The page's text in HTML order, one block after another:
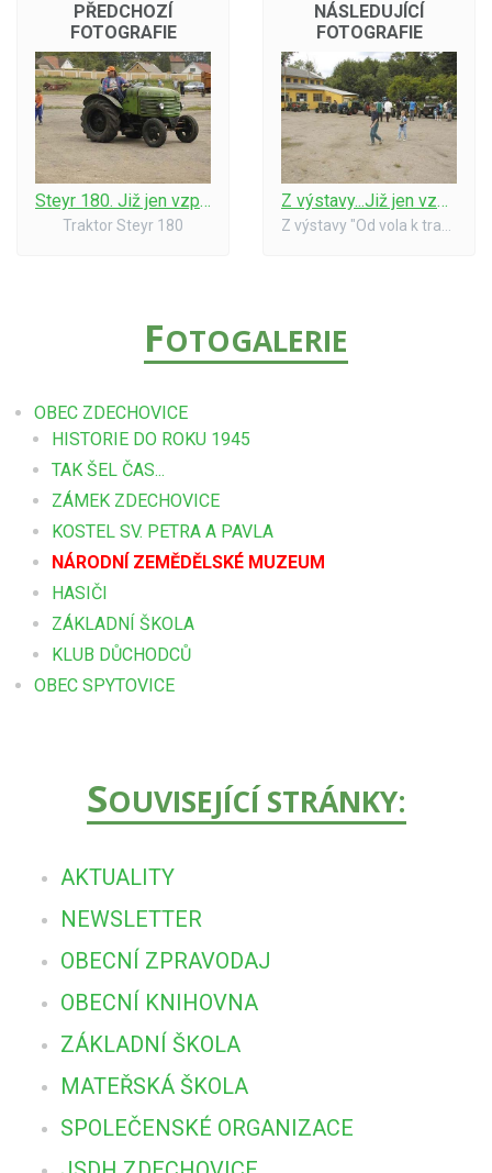
PŘEDCHOZÍ
FOTOGRAFIE
Steyr 180. Již jen vzpomínka, nyní je v Drobovicích u Čáslavi
Traktor Steyr 180
NÁSLEDUJÍCÍ
FOTOGRAFIE
Z výstavy...Již jen vzpomínka, nyní jsou v Drobovicích u Čáslavi
FOTOGALERIE
OBEC ZDECHOVICE
HISTORIE DO ROKU 1945
TAK ŠEL ČAS...
ZÁMEK ZDECHOVICE
KOSTEL SV. PETRA A PAVLA
NÁRODNÍ ZEMĚDĚLSKÉ MUZEUM
HASIČI
ZÁKLADNÍ ŠKOLA
KLUB DŮCHODCŮ
OBEC SPYTOVICE
SOUVISEJÍCÍ STRÁNKY:
AKTUALITY
NEWSLETTER
OBECNÍ ZPRAVODAJ
OBECNÍ KNIHOVNA
ZÁKLADNÍ ŠKOLA
MATEŘSKÁ ŠKOLA
SPOLEČENSKÉ ORGANIZACE